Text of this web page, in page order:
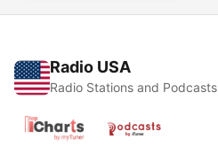
Radio USA
Radio Stations and Podcasts